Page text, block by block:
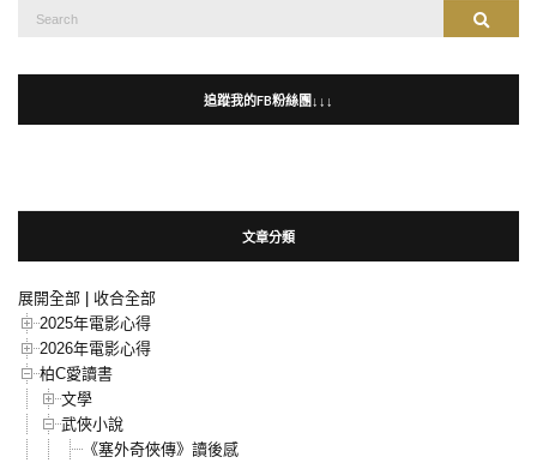
Search
追蹤我的FB粉絲團↓↓↓
文章分類
展開全部 | 收合全部
2025年電影心得
2026年電影心得
柏C愛讀書
文學
武俠小說
《塞外奇俠傳》讀後感